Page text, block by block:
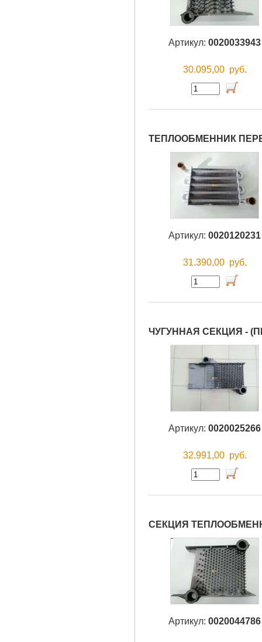
Артикул: 0020033943
30.095,00 руб.
ТЕПЛООБМЕННИК
Артикул: 0020120231
31.390,00 руб.
ЧУГУННАЯ СЕКЦИЯ -
Артикул: 0020025266
32.991,00 руб.
СЕКЦИЯ
Артикул: 0020044786